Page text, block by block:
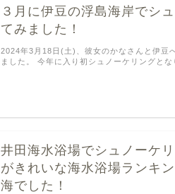
３月に伊豆の浮島海岸でシ
てみました！
2024年3月18日(土)、彼女のかなさんと伊豆
ました。 今年に入り初シュノーケリングと
井田海水浴場でシュノーケ
がきれいな海水浴場ランキ
海でした！